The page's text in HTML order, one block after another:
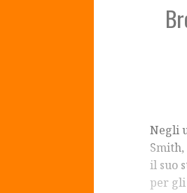
Negli
il suo
per gli